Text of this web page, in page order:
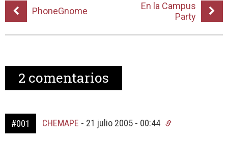
PhoneGnome
En la Campus
Party
2 comentarios
#001 CHEMAPE - 21 julio 2005 - 00:44